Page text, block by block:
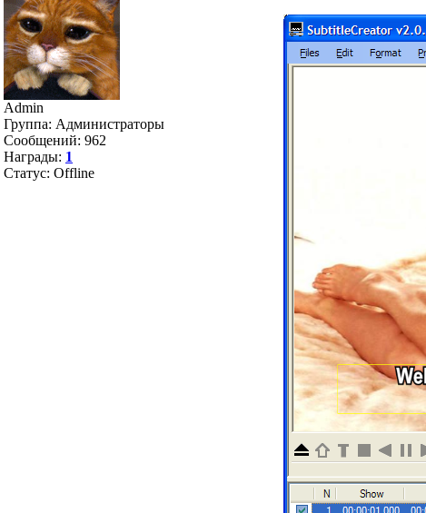
Admin
Группа: Администраторы
Сообщений: 962
Награды: 1
Статус: Offline